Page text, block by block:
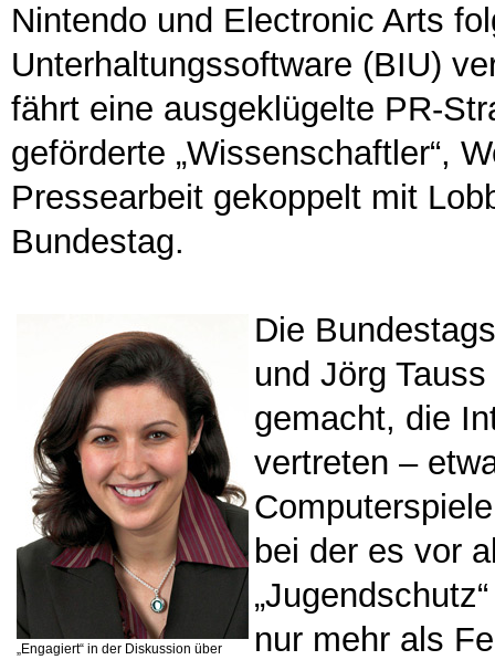
Nintendo und Electronic Arts
Unterhaltungssoftware (BIU)
fährt eine ausgeklügelte PR-
geförderte „Wissenschaftler“,
Pressearbeit gekoppelt mit
Bundestag.
„Engagiert“ in der Diskussion über
Die
und Jörg
gemacht, die
vertreten –
bei der es vor
nur mehr als